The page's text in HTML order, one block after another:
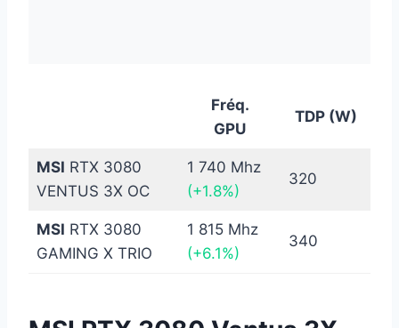
Fréq.
GPU
TDP (W)
MSI RTX 3080
VENTUS 3X OC
1 740 Mhz
(+1.8%)
320
MSI RTX 3080
GAMING X TRIO
1 815 Mhz
(+6.1%)
340